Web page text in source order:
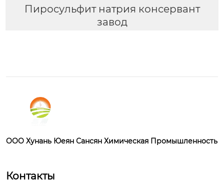
Пиросульфит натрия консервант
завод
OOO Хунань Юеян Сансян Химическая Промышленность
Контакты